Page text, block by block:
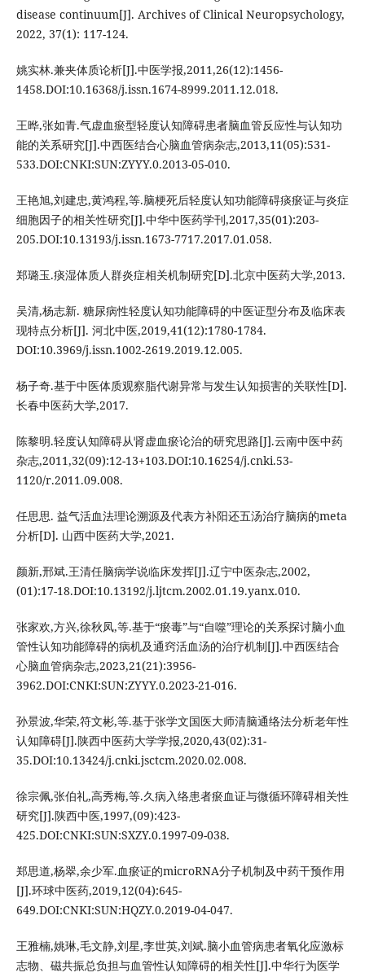
disease continuum[J]. Archives of Clinical Neuropsychology,
2022, 37(1): 117-124.
姚实林.兼夹体质论析[J].中医学报,2011,26(12):1456-
1458.DOI:10.16368/j.issn.1674-8999.2011.12.018.
王晔,张如青.气虚血瘀型轻度认知障碍患者脑血管反应性与认知功
能的关系研究[J].中西医结合心脑血管病杂志,2013,11(05):531-
533.DOI:CNKI:SUN:ZYYY.0.2013-05-010.
王艳旭,刘建忠,黄鸿程,等.脑梗死后轻度认知功能障碍痰瘀证与炎症
细胞因子的相关性研究[J].中华中医药学刊,2017,35(01):203-
205.DOI:10.13193/j.issn.1673-7717.2017.01.058.
郑璐玉.痰湿体质人群炎症相关机制研究[D].北京中医药大学,2013.
吴清,杨志新. 糖尿病性轻度认知功能障碍的中医证型分布及临床表
现特点分析[J]. 河北中医,2019,41(12):1780-1784.
DOI:10.3969/j.issn.1002-2619.2019.12.005.
杨子奇.基于中医体质观察脂代谢异常与发生认知损害的关联性[D].
长春中医药大学,2017.
陈黎明.轻度认知障碍从肾虚血瘀论治的研究思路[J].云南中医中药
杂志,2011,32(09):12-13+103.DOI:10.16254/j.cnki.53-
1120/r.2011.09.008.
任思思. 益气活血法理论溯源及代表方补阳还五汤治疗脑病的meta
分析[D]. 山西中医药大学,2021.
颜新,邢斌.王清任脑病学说临床发挥[J].辽宁中医杂志,2002,
(01):17-18.DOI:10.13192/j.ljtcm.2002.01.19.yanx.010.
张家欢,方兴,徐秋凤,等.基于“瘀毒”与“自噬”理论的关系探讨脑小血
管性认知功能障碍的病机及通窍活血汤的治疗机制[J].中西医结合
心脑血管病杂志,2023,21(21):3956-
3962.DOI:CNKI:SUN:ZYYY.0.2023-21-016.
孙景波,华荣,符文彬,等.基于张学文国医大师清脑通络法分析老年性
认知障碍[J].陕西中医药大学学报,2020,43(02):31-
35.DOI:10.13424/j.cnki.jsctcm.2020.02.008.
徐宗佩,张伯礼,高秀梅,等.久病入络患者瘀血证与微循环障碍相关性
研究[J].陕西中医,1997,(09):423-
425.DOI:CNKI:SUN:SXZY.0.1997-09-038.
郑思道,杨翠,余少军.血瘀证的microRNA分子机制及中药干预作用
[J].环球中医药,2019,12(04):645-
649.DOI:CNKI:SUN:HQZY.0.2019-04-047.
王雅楠,姚琳,毛文静,刘星,李世英,刘斌.脑小血管病患者氧化应激标
志物、磁共振总负担与血管性认知障碍的相关性[J].中华行为医学